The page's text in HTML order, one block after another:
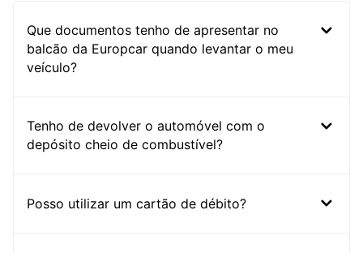
Que documentos tenho de apresentar no
balcão da Europcar quando levantar o meu
veículo?
Tenho de devolver o automóvel com o
depósito cheio de combustível?
Posso utilizar um cartão de débito?